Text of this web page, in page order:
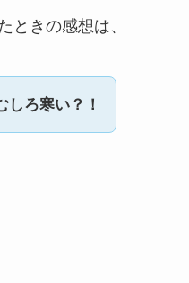
ときの感想は、
しろ寒い？！